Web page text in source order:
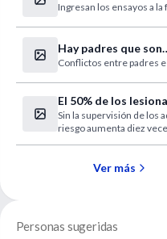
eficacia del
Ingresan los ensayos a la
Hay padres que son
"tóxicos" para sus
Conflictos entre padres
El 50% de los
por pirotecnia son
Sin la supervisión de los
riesgo aumenta diez
Ver más
Personas sugeridas